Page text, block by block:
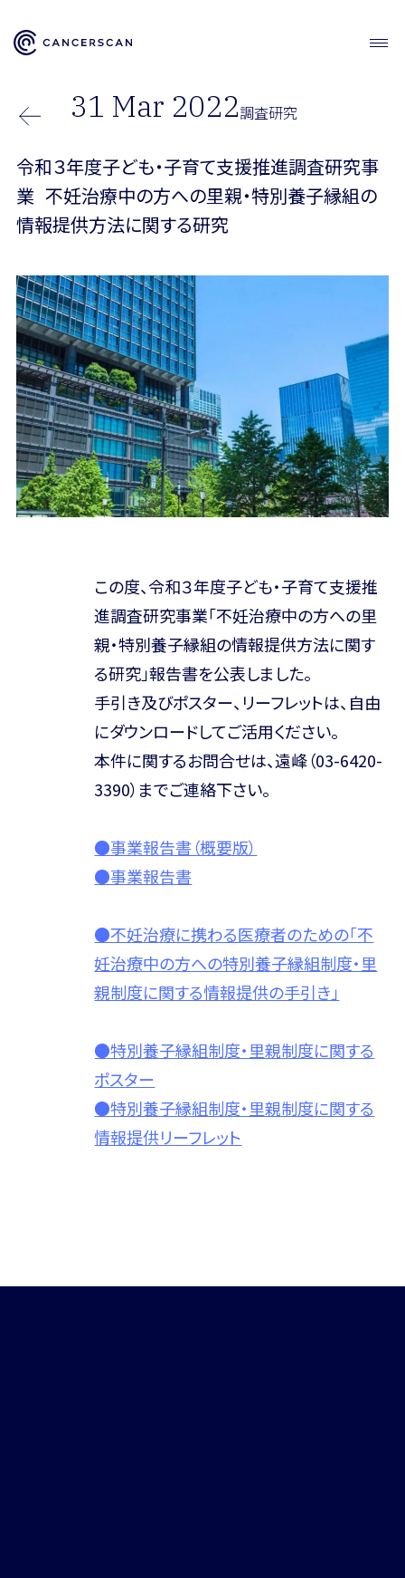
31 Mar 2022調査研究
令和３年度子ども・子育て支援推進調査研究事
業 不妊治療中の方への里親・特別養子縁組の
情報提供方法に関する研究
この度、令和３年度子ども・子育て支援推
進調査研究事業「不妊治療中の方への里
親・特別養子縁組の情報提供方法に関す
る研究」報告書を公表しました。
手引き及びポスター、リーフレットは、自由
にダウンロードしてご活用ください。
本件に関するお問合せは、遠峰（03-6420-
3390）までご連絡下さい。
●事業報告書（概要版）
●事業報告書
●不妊治療に携わる医療者のための「不
妊治療中の方への特別養子縁組制度・里
親制度に関する情報提供の手引き」
●特別養子縁組制度・里親制度に関する
ポスター
●特別養子縁組制度・里親制度に関する
情報提供リーフレット